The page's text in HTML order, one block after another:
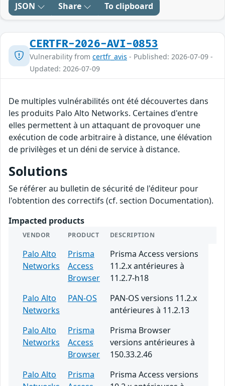
JSON Share To clipboard
CERTFR-2026-AVI-0853
Vulnerability from certfr_avis - Published: 2026-07-09 -
Updated: 2026-07-09
De multiples vulnérabilités ont été découvertes dans
les produits Palo Alto Networks. Certaines d'entre
elles permettent à un attaquant de provoquer une
exécution de code arbitraire à distance, une élévation
de privilèges et un déni de service à distance.
Solutions
Se référer au bulletin de sécurité de l'éditeur pour
l'obtention des correctifs (cf. section Documentation).
Impacted products
VENDOR PRODUCT DESCRIPTION
Palo Alto
Networks
Prisma
Access
Browser
Prisma Access versions
11.2.x antérieures à
11.2.7-h18
Palo Alto
Networks
PAN-OS
PAN-OS versions 11.2.x
antérieures à 11.2.13
Palo Alto
Networks
Prisma
Access
Browser
Prisma Browser
versions antérieures à
150.33.2.46
Palo Alto
Prisma
Prisma Access versions